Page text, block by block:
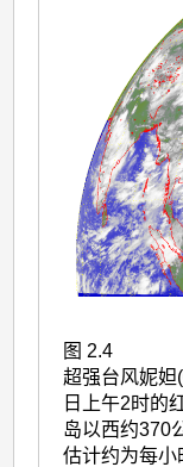
图 2.4
超强台风妮妲
日上午2时的
岛以西约370
估计约为每小